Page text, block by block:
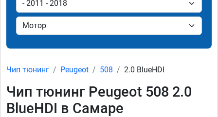
Чип тюнинг Peugeot 508 2.0 BlueHDI
Чип тюнинг Peugeot 508 2.0
BlueHDI в Самаре